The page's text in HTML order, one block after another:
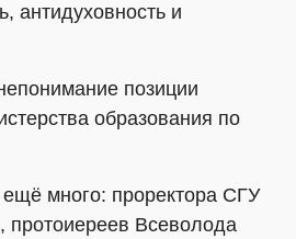
антидуховность и
позиции
образования по
много: проректора СГУ
Всеволода